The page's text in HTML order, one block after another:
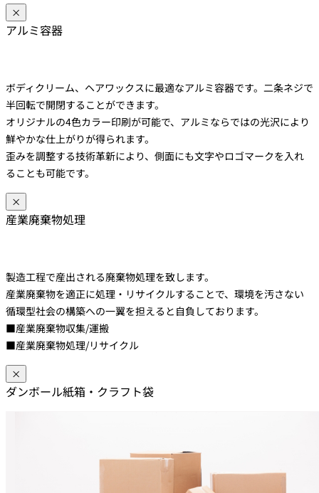
×
アルミ容器
ボディクリーム、ヘアワックスに最適なアルミ容器です。二条ネジで
半回転で開閉することができます。
オリジナルの4色カラー印刷が可能で、アルミならではの光沢により
鮮やかな仕上がりが得られます。
歪みを調整する技術革新により、側面にも文字やロゴマークを入れ
ることも可能です。
×
産業廃棄物処理
製造工程で産出される廃棄物処理を致します。
産業廃棄物を適正に処理・リサイクルすることで、環境を汚さない
循環型社会の構築への一翼を担えると自負しております。
■産業廃棄物収集/運搬
■産業廃棄物処理/リサイクル
×
ダンボール紙箱・クラフト袋